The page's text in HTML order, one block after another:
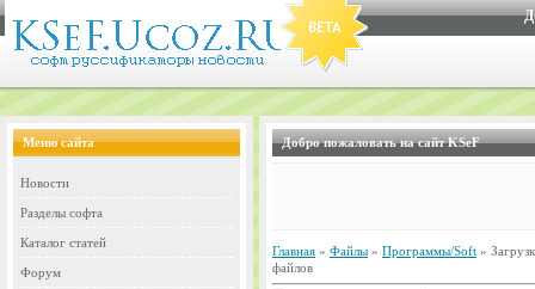
Меню сайта
Новости
Разделы софта
Каталог статей
Форум
Добро пожаловать на сайт KSeF
Главная » Файлы » Программы/Soft »
файлов